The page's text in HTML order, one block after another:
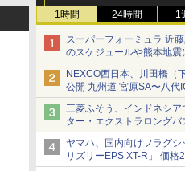
1時間 24時間 1
スーパーフォーミュラ 近
のスケジュールや熊本地震
を紹介
NEXCO西日本、川田橋（
公開 九州道 宮原SA〜八代
車両を通行可能に
三菱ふそう、インドネシア
ター・エクストラロング
ックベースの観光・旅客輸
ヤマハ、国内向けフラグ
リズリーEPS XT-R」 価格